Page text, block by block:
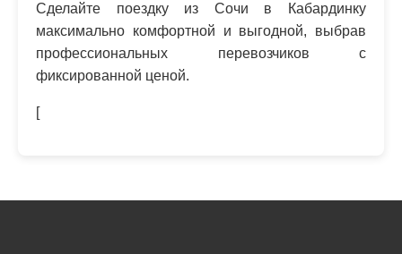
Сделайте поездку из Сочи в Кабардинку
максимально комфортной и выгодной, выбрав
профессиональных перевозчиков с
фиксированной ценой.
[